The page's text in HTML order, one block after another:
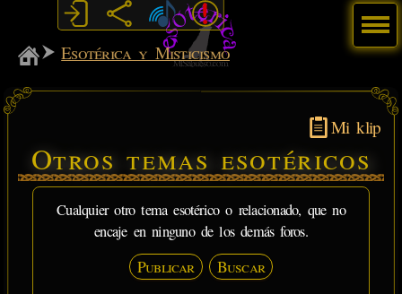
MiSabueso
Esotérica y Misticismo
Mi klip
Otros temas esotéricos
Cualquier otro tema esotérico o relacionado, que no
encaje en ninguno de los demás foros.
Publicar Buscar
Menú